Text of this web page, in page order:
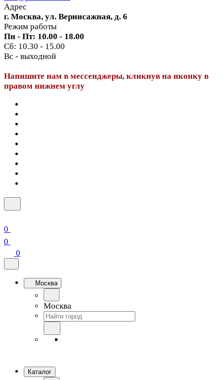
Адрес
г. Москва, ул. Вернисажная, д. 6
Режим работы
Пн - Пт: 10.00 - 18.00
Сб: 10.30 - 15.00
Вс - выходной
Напишите нам в мессенджеры, кликнув на иконку в
правом нижнем углу
0
0
0
Москва
Москва
Каталог